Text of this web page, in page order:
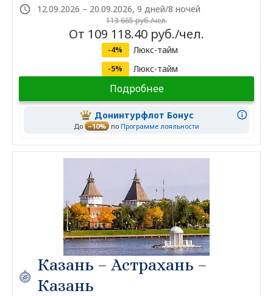
12.09.2026 – 20.09.2026, 9 дней/8 ночей
113 665 руб./чел.
От 109 118.40 руб./чел.
-4% Люкс-тайм
-5% Люкс-тайм
Подробнее
Донинтурфлот Бонус
До –10% по Программе лояльности
Казань – Астрахань –
Казань